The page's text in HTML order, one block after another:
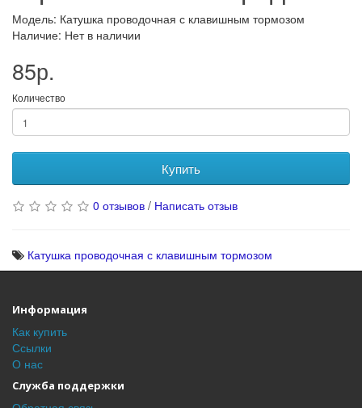
Модель: Катушка проводочная с клавишным тормозом
Наличие: Нет в наличии
85р.
Количество
Купить
0 отзывов / Написать отзыв
Катушка проводочная с клавишным тормозом
Информация
Как купить
Ссылки
О нас
Служба поддержки